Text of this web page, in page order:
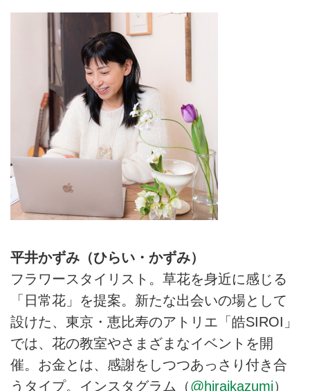
平井かずみ（ひらい・かずみ）
フラワースタイリスト。草花を身近に感じる
「日常花」を提案。新たな出会いの場として
設けた、東京・恵比寿のアトリエ「皓SIROI」
では、花の教室やさまざまなイベントを開
催。お金とは、感謝をしつつあっさり付き合
うタイプ。インスタグラム（@hiraikazumi）